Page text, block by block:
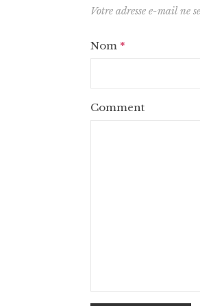
Votre adresse e-mail ne
Nom *
Comment